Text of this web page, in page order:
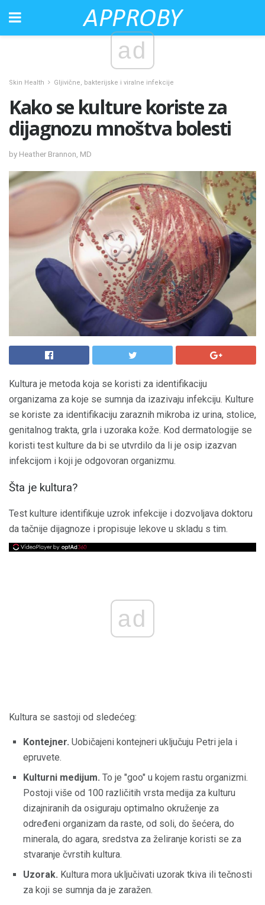
ad
Skin Health Gljivične, bakterijske i viralne infekcije
Kako se kulture koriste za
dijagnozu mnoštva bolesti
by Heather Brannon, MD
Kultura je metoda koja se koristi za identifikaciju
organizama za koje se sumnja da izazivaju infekciju. Kulture
se koriste za identifikaciju zaraznih mikroba iz urina, stolice,
genitalnog trakta, grla i uzoraka kože. Kod dermatologije se
koristi test kulture da bi se utvrdilo da li je osip izazvan
infekcijom i koji je odgovoran organizmu.
Šta je kultura?
Test kulture identifikuje uzrok infekcije i dozvoljava doktoru
da tačnije dijagnoze i propisuje lekove u skladu s tim.
ad
Kultura se sastoji od sledećeg:
Kontejner. Uobičajeni kontejneri uključuju Petri jela i
epruvete.
Kulturni medijum. To je "goo" u kojem rastu organizmi.
Postoji više od 100 različitih vrsta medija za kulturu
dizajniranih da osiguraju optimalno okruženje za
određeni organizam da raste, od soli, do šećera, do
minerala, do agara, sredstva za želiranje koristi se za
stvaranje čvrstih kultura.
Uzorak. Kultura mora uključivati ​​uzorak tkiva ili tečnosti
za koji se sumnja da je zaražen.